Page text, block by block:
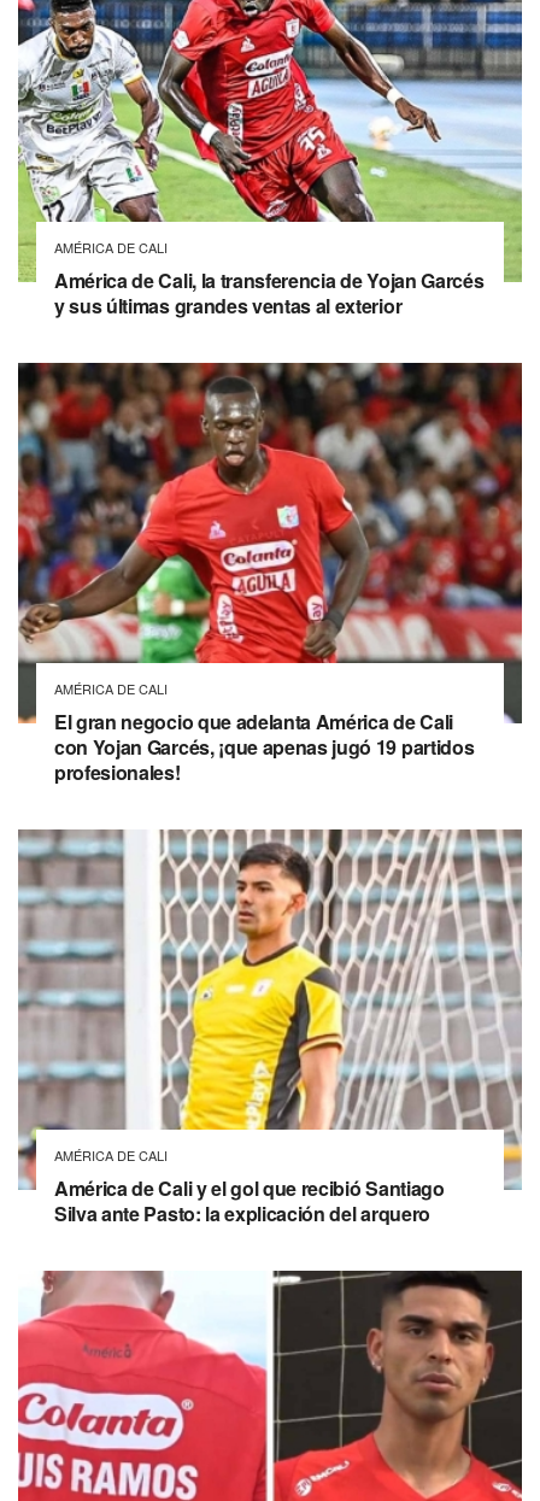
AMÉRICA DE CALI
América de Cali, la transferencia de Yojan Garcés
y sus últimas grandes ventas al exterior
AMÉRICA DE CALI
El gran negocio que adelanta América de Cali
con Yojan Garcés, ¡que apenas jugó 19 partidos
profesionales!
AMÉRICA DE CALI
América de Cali y el gol que recibió Santiago
Silva ante Pasto: la explicación del arquero